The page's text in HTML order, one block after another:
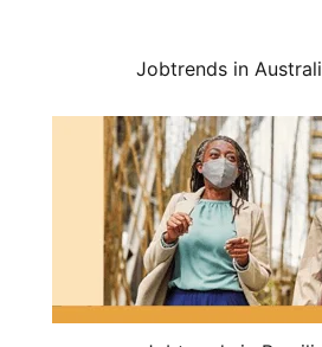
Jobtrends in